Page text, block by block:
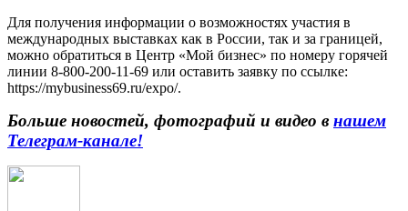
Для получения информации о возможностях участия в
международных выставках как в России, так и за границей,
можно обратиться в Центр «Мой бизнес» по номеру горячей
линии 8-800-200-11-69 или оставить заявку по ссылке:
https://mybusiness69.ru/expo/.
Больше новостей, фотографий и видео в нашем
Телеграм-канале!